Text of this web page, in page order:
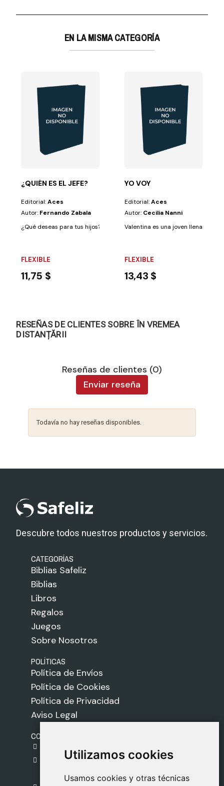
Utilizamos cookies
Usamos cookies y otras técnicas
Utilizamos cookies
Usamos cookies y otras técnicas
EN LA MISMA CATEGORÍA
RUSTICA
de verdades biblicas, un compañero para el...
¿QUIÉN ES EL JEFE?
Editorial:Aces
Autor: Fernando Zabala
¿Qué deseas para tus hijos? Ser padres y educadores supone, unas
FLEXIBLE
11,75 $
YO VOY
Editorial:Aces
Autor: Cecilia Nanni
Valentina es una joven llena de
FLEXIBLE
13,43 $
RESEÑAS DE CLIENTES SOBRE ÎN VREMEA
DISTANȚĂRII
Reseñas de clientes (0)
Enviar reseña
Todavía no hay reseñas disponibles.
Descubre todos nuestros productos y servicios.
CATEGORÍAS
Biblias Safeliz
Biblias
Libros
Regalos
Juegos
Sobre Nosotros
POLÍTICAS
Política de Envíos
Política de Cookies
Política de Privacidad
Aviso Legal
CONTACTO
C. del Pradillo, 6, 28770 Colmenar Viejo,
Madrid